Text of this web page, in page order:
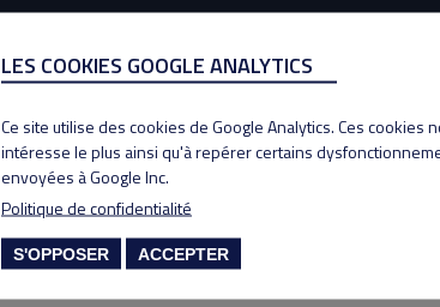
Copyright 2020 Lyon
LES COOKIES GOOGLE ANALYTICS
Ce site utilise des cookies de Google Analytics. Ces cookies
intéresse le plus ainsi qu'à repérer certains
envoyées à Google Inc.
Politique de confidentialité
S'OPPOSER ACCEPTER